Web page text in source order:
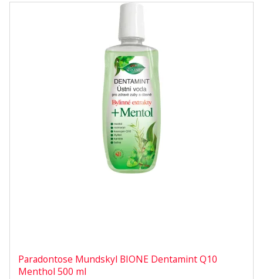
Paradontose Mundskyl BIONE Dentamint Q10
Menthol 500 ml